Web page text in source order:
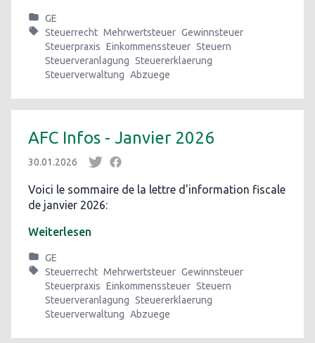
GE
Steuerrecht Mehrwertsteuer Gewinnsteuer
Steuerpraxis Einkommenssteuer Steuern
Steuerveranlagung Steuererklaerung
Steuerverwaltung Abzuege
AFC Infos - Janvier 2026
30.01.2026
Voici le sommaire de la lettre d'information fiscale
de janvier 2026:
Weiterlesen
GE
Steuerrecht Mehrwertsteuer Gewinnsteuer
Steuerpraxis Einkommenssteuer Steuern
Steuerveranlagung Steuererklaerung
Steuerverwaltung Abzuege